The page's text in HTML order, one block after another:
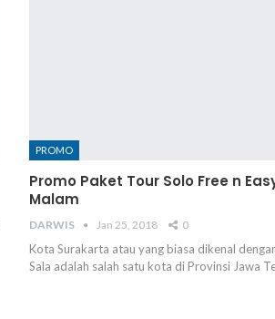
PROMO
Promo Paket Tour Solo Free n
Malam
DARWIS Jan 25, 2018 0
Kota Surakarta atau yang biasa dikenal
Sala adalah salah satu kota di Provinsi Jawa